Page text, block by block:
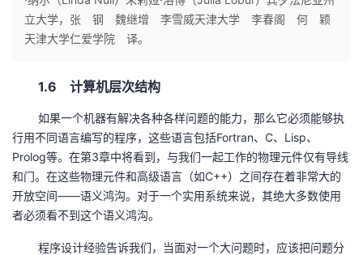
人
我
发
者
立大学，张 钢 魏继增 李雪威天津大学 李春阁 何 颖
天津大学仁爱学院 译。
1.6 计算机层次结构
如果一个机器有解决各种各样问题的能力，那么它必须能够执
行用不同语言编写的程序，这些语言包括Fortran、C、Lisp、
Prolog等。在第3章中将看到，与我们一起工作的物理元件仅有导线
和门。在这些物理元件和高级语言（如C++）之间存在着非常大的
开放空间——语义鸿沟。对于一个实用系统来说，其绝大多数使用
者必须看不到这个语义鸿沟。
程序设计经验告诉我们，当面对一个大问题时，应该把问题分